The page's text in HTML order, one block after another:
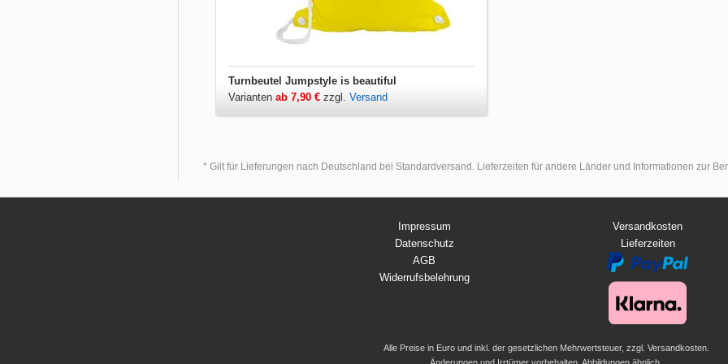
Turnbeutel Jumpstyle is beautiful
Varianten ab 7,90 € zzgl. Versand
* Gilt für Lieferungen nach Deutschland bei Standardversand. Lieferzeiten für andere Länder und Informationen zur
Impressum
Datenschutz
AGB
Widerrufsbelehrung
Versandkosten
Lieferzeiten
Alle Preise in Euro und inkl. der gesetzlichen Mehrwertsteuer, zzgl. Versandkosten.